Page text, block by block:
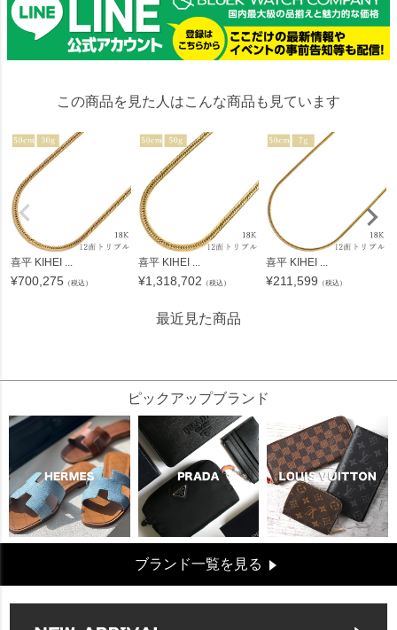
この商品を見た人はこんな商品も見ています
喜平 KIHEI ...
¥700,275 （税込）
喜平 KIHEI ...
¥1,318,702 （税込）
喜平 KIHEI ...
¥211,599 （税込）
最近見た商品
ピックアップブランド
ブランド一覧を見る